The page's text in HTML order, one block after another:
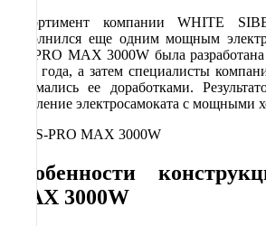
Ассортимент компании WHITE
пополнился еще одним мощным
WS-PRO MАX 3000W была
2019 года, а затем специалисты
занимались ее доработками.
появление электросамоката с мощными
Особенности
АX 3000W